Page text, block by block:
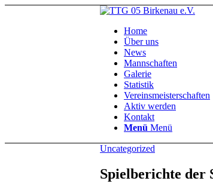
Home
Über uns
News
Mannschaften
Galerie
Statistik
Vereinsmeisterschaften
Aktiv werden
Kontakt
Menü Menü
Uncategorized
Spielberichte der